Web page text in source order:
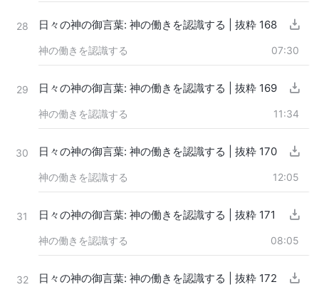
28 日々の神の御言葉: 神の働きを認識する | 抜粋 168
神の働きを認識する 07:30
29 日々の神の御言葉: 神の働きを認識する | 抜粋 169
神の働きを認識する 11:34
30 日々の神の御言葉: 神の働きを認識する | 抜粋 170
神の働きを認識する 12:05
31 日々の神の御言葉: 神の働きを認識する | 抜粋 171
神の働きを認識する 08:05
32 日々の神の御言葉: 神の働きを認識する | 抜粋 172